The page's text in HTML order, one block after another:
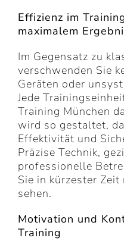
Effizienz im
maximalem
Im Gegensatz zu
verschwenden Sie
Geräten oder
Jede
Training München
wird so gestaltet,
Effektivität und
Präzise Technik,
professionelle
Sie in kürzester
sehen.
Motivation und
Training